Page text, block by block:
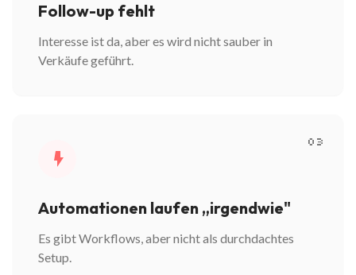
Follow-up fehlt
Interesse ist da, aber es wird nicht sauber in
Verkäufe geführt.
03
Automationen laufen „irgendwie"
Es gibt Workflows, aber nicht als durchdachtes
Setup.